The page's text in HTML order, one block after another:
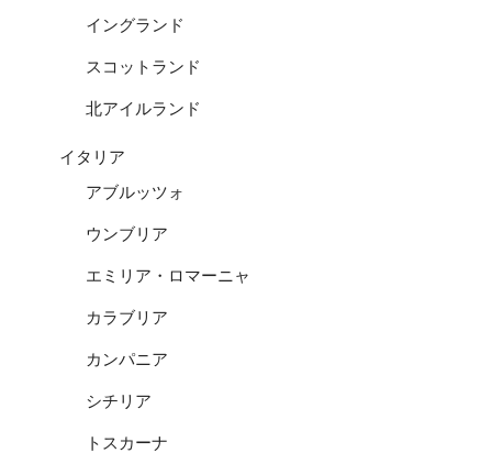
イングランド
スコットランド
北アイルランド
イタリア
アブルッツォ
ウンブリア
エミリア・ロマーニャ
カラブリア
カンパニア
シチリア
トスカーナ